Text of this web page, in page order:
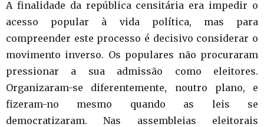
A finalidade da república censitária era impedir o
acesso popular à vida política, mas para
compreender este processo é decisivo considerar o
movimento inverso. Os populares não procuraram
pressionar a sua admissão como eleitores.
Organizaram-se diferentemente, noutro plano, e
fizeram-no mesmo quando as leis se
democratizaram. Nas assembleias eleitorais